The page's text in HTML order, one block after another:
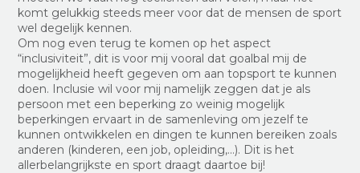
komt gelukkig steeds meer voor dat de mensen de sport
wel degelijk kennen.
Om nog even terug te komen op het aspect
“inclusiviteit”, dit is voor mij vooral dat goalbal mij de
mogelijkheid heeft gegeven om aan topsport te kunnen
doen. Inclusie wil voor mij namelijk zeggen dat je als
persoon met een beperking zo weinig mogelijk
beperkingen ervaart in de samenleving om jezelf te
kunnen ontwikkelen en dingen te kunnen bereiken zoals
anderen (kinderen, een job, opleiding,…). Dit is het
allerbelangrijkste en sport draagt daartoe bij!